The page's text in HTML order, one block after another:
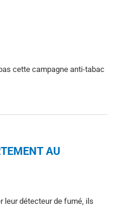
cette campagne anti-tabac
AU
leur détecteur de fumé, ils